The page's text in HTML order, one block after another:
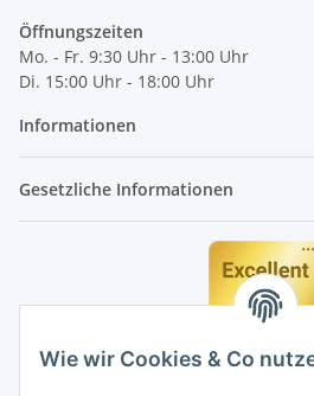
Wie wir Cookies & Co
Öffnungszeiten
Mo. - Fr. 9:30 Uhr - 13:00 Uhr
Di. 15:00 Uhr - 18:00 Uhr
Informationen
Gesetzliche Informationen